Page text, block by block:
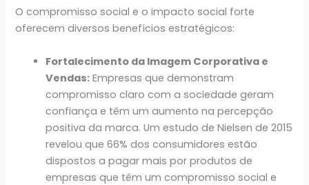
O compromisso social e o impacto social forte
oferecem diversos benefícios estratégicos:
Fortalecimento da Imagem Corporativa e
Vendas: Empresas que demonstram
compromisso claro com a sociedade geram
confiança e têm um aumento na percepção
positiva da marca. Um estudo de Nielsen de 2015
revelou que 66% dos consumidores estão
dispostos a pagar mais por produtos de
empresas que têm um compromisso social e